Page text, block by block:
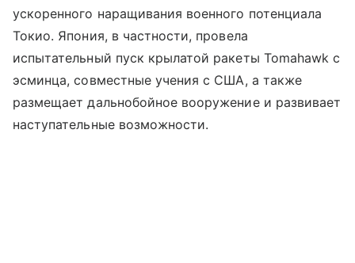
ускоренного наращивания военного потенциала
Токио. Япония, в частности, провела
испытательный пуск крылатой ракеты Tomahawk с
эсминца, совместные учения с США, а также
размещает дальнобойное вооружение и развивает
наступательные возможности.